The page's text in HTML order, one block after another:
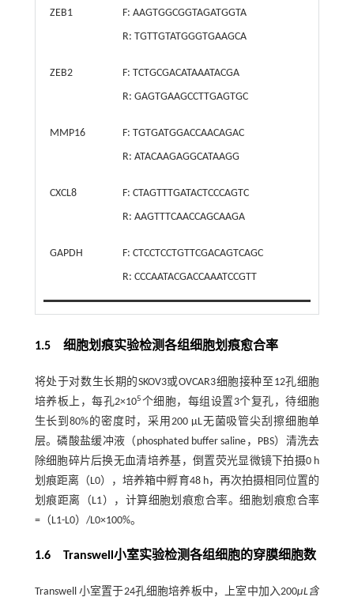
ZEB1
F: AAGTGGCGGTAGATGGTA
R: TGTTGTATGGGTGAAGCA
ZEB2
F: TCTGCGACATAAATACGA
R: GAGTGAAGCCTTGAGTGC
MMP16
F: TGTGATGGACCAACAGAC
R: ATACAAGAGGCATAAGG
CXCL8
F: CTAGTTTGATACTCCCAGTC
R: AAGTTTCAACCAGCAAGA
GAPDH
F: CTCCTCCTGTTCGACAGTCAGC
R: CCCAATACGACCAAATCCGTT
1.5 细胞划痕实验检测各组细胞划痕愈合率
将处于对数生长期的SKOV3或OVCAR3细胞接种至12孔细胞
培养板上，每孔2×105个细胞，每组设置3个复孔，待细胞
生长到80%的密度时，采用200 μL无菌吸管尖刮擦细胞单
层。磷酸盐缓冲液（phosphated buffer saline，PBS）清洗去
除细胞碎片后换无血清培养基，倒置荧光显微镜下拍摄0 h
划痕距离（L0），培养箱中孵育48 h，再次拍摄相同位置的
划痕距离（L1），计算细胞划痕愈合率。细胞划痕愈合率
=（L1-L0）/L0×100%。
1.6 Transwell小室实验检测各组细胞的穿膜细胞数
Transwell 小室置于24孔细胞培养板中，上室中加入200μL含